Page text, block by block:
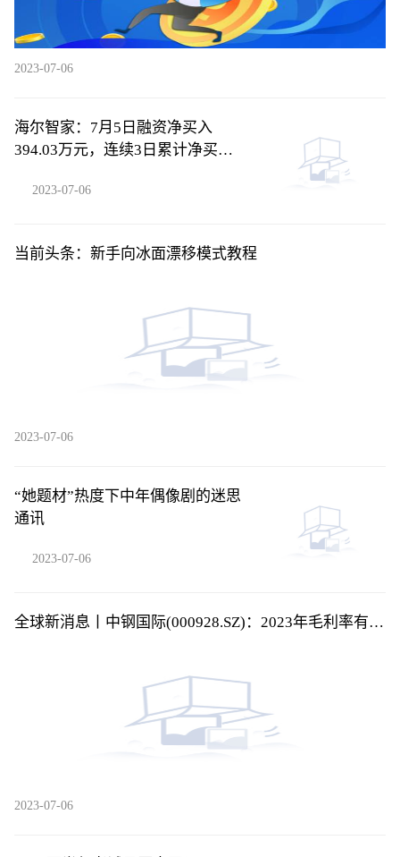
2023-07-06
海尔智家：7月5日融资净买入
394.03万元，连续3日累计净买入
2023-07-06
当前头条：新手向冰面漂移模式教程
2023-07-06
“她题材”热度下中年偶像剧的迷思
通讯
2023-07-06
全球新消息丨中钢国际(000928.SZ)：2023年毛利率有所
2023-07-06